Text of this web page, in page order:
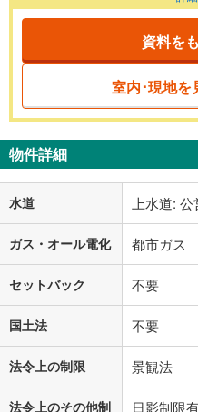
資料を
室内･現地を
物件詳細
水道 上水道:
ガス・オール電化 都市ガス
セットバック 不要
国土法 不要
法令上の制限 景観法
法令上のその他制
日影制限